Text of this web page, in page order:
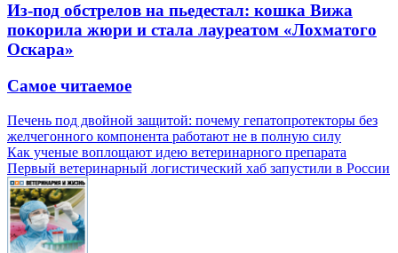
Из-под обстрелов на пьедестал: кошка Вижа
покорила жюри и стала лауреатом «Лохматого
Оскара»
Самое читаемое
Печень под двойной защитой: почему гепатопротекторы без
желчегонного компонента работают не в полную силу
Как ученые воплощают идею ветеринарного препарата
Первый ветеринарный логистический хаб запустили в России